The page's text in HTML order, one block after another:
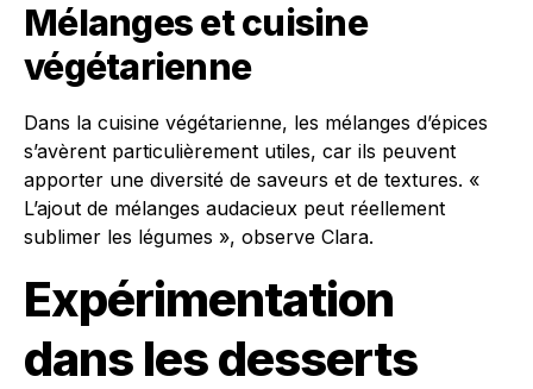
Mélanges et cuisine
végétarienne
Dans la cuisine végétarienne, les mélanges d’épices
s’avèrent particulièrement utiles, car ils peuvent
apporter une diversité de saveurs et de textures. «
L’ajout de mélanges audacieux peut réellement
sublimer les légumes », observe Clara.
Expérimentation
dans les desserts